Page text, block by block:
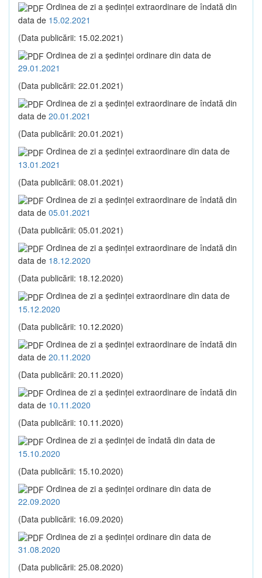
Ordinea de zi a şedinţei extraordinare de îndată din
data de 15.02.2021
(Data publicării: 15.02.2021)
Ordinea de zi a şedinţei ordinare din data de
29.01.2021
(Data publicării: 22.01.2021)
Ordinea de zi a şedinţei extraordinare de îndată din
data de 20.01.2021
(Data publicării: 20.01.2021)
Ordinea de zi a şedinţei extraordinare din data de
13.01.2021
(Data publicării: 08.01.2021)
Ordinea de zi a şedinţei extraordinare de îndată din
data de 05.01.2021
(Data publicării: 05.01.2021)
Ordinea de zi a şedinţei extraordinare de îndată din
data de 18.12.2020
(Data publicării: 18.12.2020)
Ordinea de zi a şedinţei extraordinare din data de
15.12.2020
(Data publicării: 10.12.2020)
Ordinea de zi a şedinţei extraordinare de îndată din
data de 20.11.2020
(Data publicării: 20.11.2020)
Ordinea de zi a şedinţei extraordinare de îndată din
data de 10.11.2020
(Data publicării: 10.11.2020)
Ordinea de zi a şedinţei de îndată din data de
15.10.2020
(Data publicării: 15.10.2020)
Ordinea de zi a şedinţei ordinare din data de
22.09.2020
(Data publicării: 16.09.2020)
Ordinea de zi a şedinţei ordinare din data de
31.08.2020
(Data publicării: 25.08.2020)